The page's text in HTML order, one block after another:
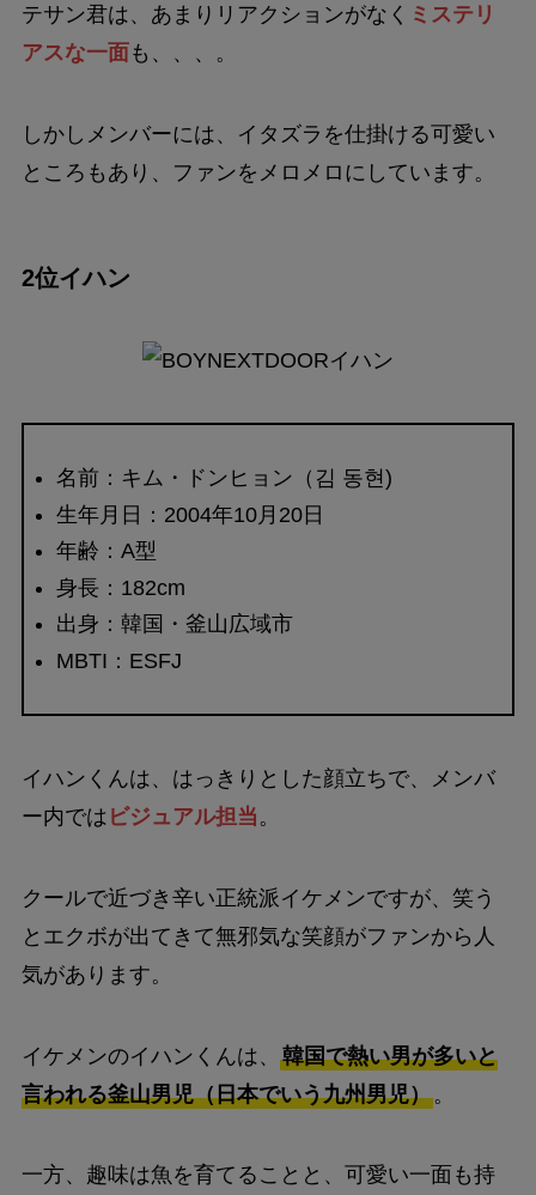
テサン君は、あまりリアクションがなく ミステリ
アスな一面も、、、。
しかしメンバーには、イタズラを仕掛ける可愛い
ところもあり、ファンをメロメロにしています。
2位イハン
名前：キム・ドンヒョン（김 동현)
生年月日：2004年10月20日
年齢：A型
身長：182cm
出身：韓国・釜山広域市
MBTI：ESFJ
イハンくんは、はっきりとした顔立ちで、メンバ
ー内では ビジュアル担当 。
クールで近づき辛い正統派イケメンですが、笑う
とエクボが出てきて無邪気な笑顔がファンから人
気があります。
イケメンのイハンくんは、 韓国で熱い男が多いと
言われる釜山男児（日本でいう九州男児）。
一方、趣味は魚を育てることと、可愛い一面も持